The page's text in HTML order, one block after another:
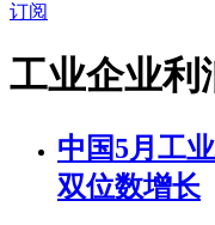
订阅
工业企业利
中国5月工
双位数增长